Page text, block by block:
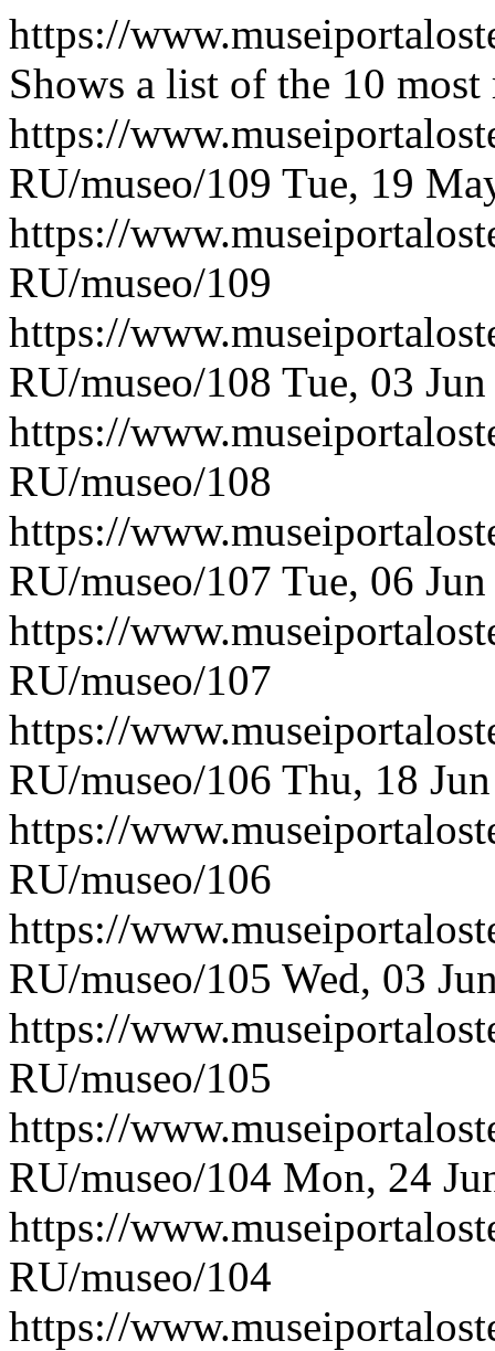
https://
Shows a list of the 10 most
https://
RU/museo/109 Tue, 19
https://
RU/museo/109
https://
RU/museo/108 Tue, 03
https://
RU/museo/108
https://
RU/museo/107 Tue, 06
https://
RU/museo/107
https://
RU/museo/106 Thu, 18
https://
RU/museo/106
https://
RU/museo/105 Wed, 03
https://
RU/museo/105
https://
RU/museo/104 Mon, 24
https://
RU/museo/104
https://